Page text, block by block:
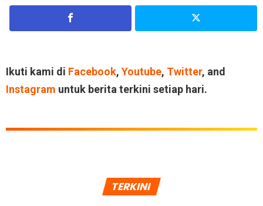
Ikuti kami di Facebook, Youtube, Twitter, and
Instagram untuk berita terkini setiap hari.
TERKINI